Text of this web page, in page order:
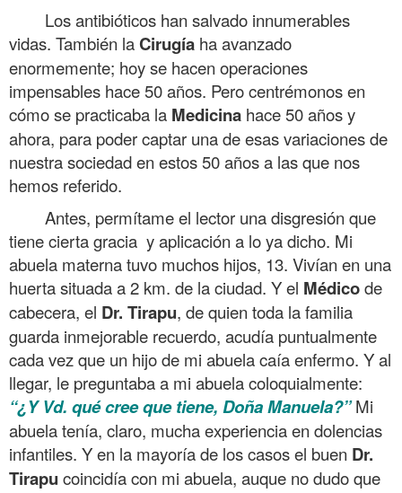
Los antibióticos han salvado innumerables
vidas. También laCirugía ha avanzado
enormemente; hoy se hacen operaciones
impensables hace 50 años. Pero centrémonos en
cómo se practicaba la Medicina hace 50 años y
ahora, para poder captar una de esas variaciones de
nuestra sociedad en estos 50 años a las que nos
hemos referido.
Antes, permítame el lector una disgresión que
tiene cierta gracia y aplicación a lo ya dicho. Mi
abuela materna tuvo muchos hijos, 13. Vivían en una
huerta situada a 2 km. de la ciudad. Y el Médicode
cabecera, el Dr. Tirapu, de quien toda la familia
guarda inmejorable recuerdo, acudía puntualmente
cada vez que un hijo de mi abuela caía enfermo. Y al
llegar, le preguntaba a mi abuela coloquialmente:
“¿Y Vd. qué cree que tiene, Doña Manuela?”Mi
abuela tenía, claro, mucha experiencia en dolencias
infantiles. Y en la mayoría de los casos el buen Dr.
Tirapu coincidía con mi abuela, auque no dudo que